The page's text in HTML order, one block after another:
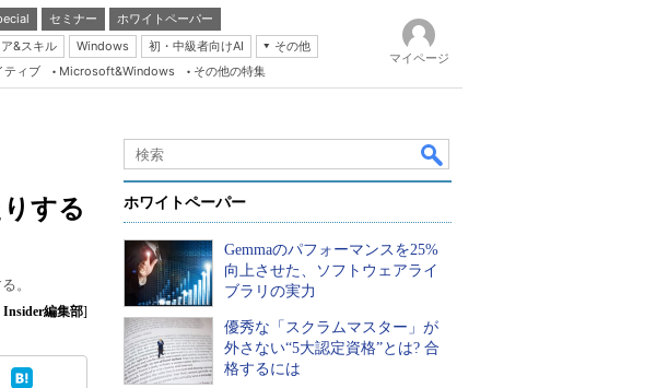
セミナー
ホワイトペーパー
&スキル Windows 初・中級者向けAI
その他
Server & Storage
Java Agile
Database Expert
Master of IP Network
Security & Trust
ティブ Microsoft&Windows その他の特集
マイページ
する
。
Insider編集部]
ホワイトペーパー
Gemmaのパフォーマンスを25%
向上させた、ソフトウェアライ
ブラリの実力
優秀な「スクラムマスター」が
外さない“5大認定資格”とは? 合
格するには